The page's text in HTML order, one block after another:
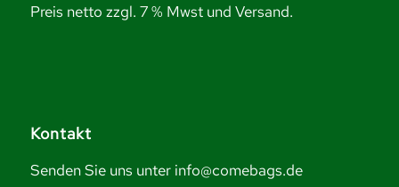
Preis netto zzgl. 7 % Mwst und Versand.
Kontakt
Senden Sie uns unter info@comebags.de